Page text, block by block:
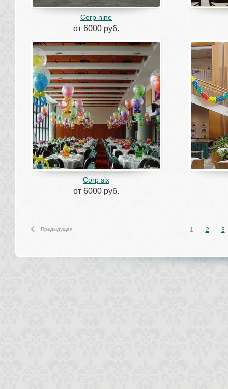
Corp nine
от 6000 руб.
Corp six
от 6000 руб.
Предыдущая 1 2 3